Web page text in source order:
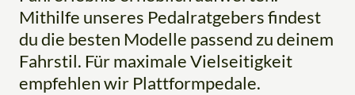
Mithilfe unseres Pedalratgebers findest
du die besten Modelle passend zu deinem
Fahrstil. Für maximale Vielseitigkeit
empfehlen wir Plattformpedale.